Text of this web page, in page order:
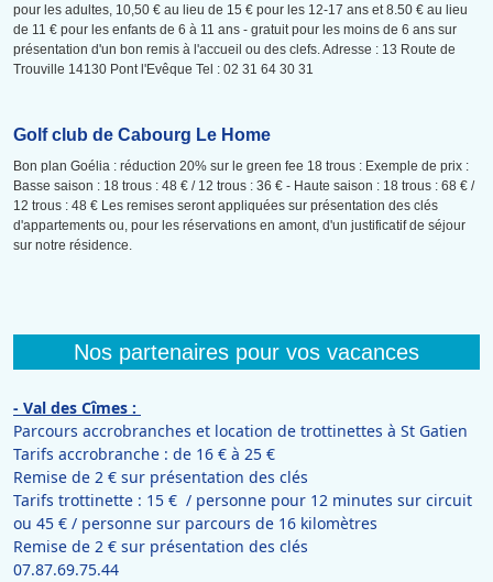
pour les adultes, 10,50 € au lieu de 15 € pour les 12-17 ans et 8.50 € au lieu
de 11 € pour les enfants de 6 à 11 ans - gratuit pour les moins de 6 ans sur
présentation d'un bon remis à l'accueil ou des clefs. Adresse : 13 Route de
Trouville 14130 Pont l'Evêque Tel : 02 31 64 30 31
Golf club de Cabourg Le Home
Bon plan Goélia : réduction 20% sur le green fee 18 trous : Exemple de prix :
Basse saison : 18 trous : 48 € / 12 trous : 36 € - Haute saison : 18 trous : 68 € /
12 trous : 48 € Les remises seront appliquées sur présentation des clés
d'appartements ou, pour les réservations en amont, d'un justificatif de séjour
sur notre résidence.
Nos partenaires pour vos vacances
- Val des Cîmes :
Parcours accrobranches et location de trottinettes à St Gatien
Tarifs accrobranche : de 16 € à 25 €
Remise de 2 € sur présentation des clés
Tarifs trottinette : 15 € / personne pour 12 minutes sur circuit
ou 45 € / personne sur parcours de 16 kilomètres
Remise de 2 € sur présentation des clés
07.87.69.75.44